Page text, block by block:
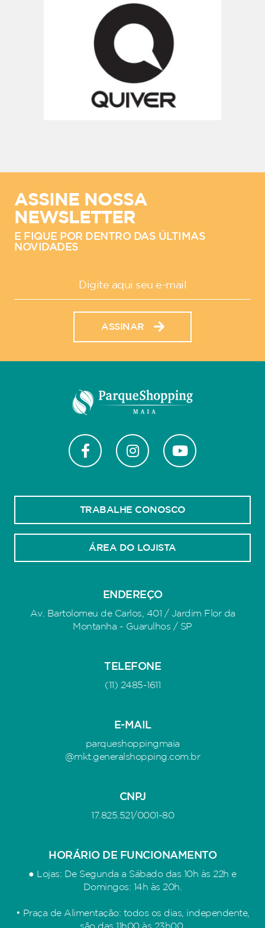
ASSINE NOSSA
NEWSLETTER
E FIQUE POR DENTRO DAS ÚLTIMAS
NOVIDADES
ASSINAR
TRABALHE CONOSCO
ÁREA DO LOJISTA
ENDEREÇO
Av. Bartolomeu de Carlos, 401 / Jardim Flor da
Montanha - Guarulhos / SP
TELEFONE
(11) 2485-1611
E-MAIL
parqueshoppingmaia
@mkt.generalshopping.com.br
CNPJ
17.825.521/0001-80
HORÁRIO DE FUNCIONAMENTO
● Lojas: De Segunda a Sábado das 10h às 22h e
Domingos: 14h às 20h.
• Praça de Alimentação: todos os dias, independente,